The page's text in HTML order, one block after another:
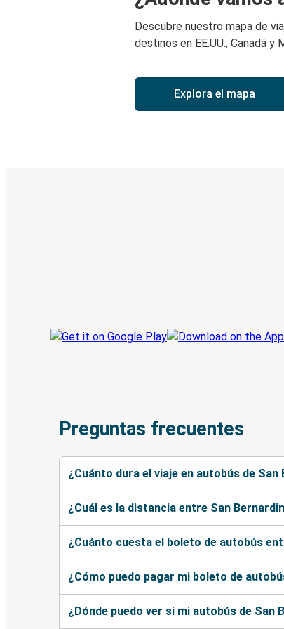
Descubre nuestro mapa de
destinos en EE.UU., Canadá y
Explora el mapa
Preguntas frecuentes
¿Cuánto dura el viaje en autobús de San
¿Cuál es la distancia entre San
¿Cuánto cuesta el boleto de autobús
¿Cómo puedo pagar mi boleto de
¿Dónde puedo ver si mi autobús de San